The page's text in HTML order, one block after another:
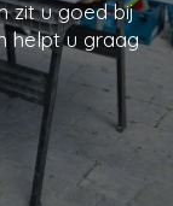
zit u goed bij
helpt u graag